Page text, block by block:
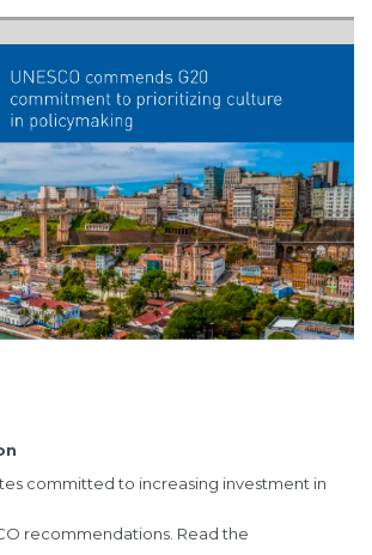
committed to increasing investment in
recommendations. Read the